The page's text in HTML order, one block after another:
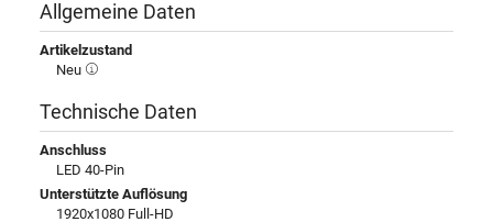
Allgemeine Daten
Artikelzustand
Neu
Technische Daten
Anschluss
LED 40-Pin
Unterstützte Auflösung
1920x1080 Full-HD